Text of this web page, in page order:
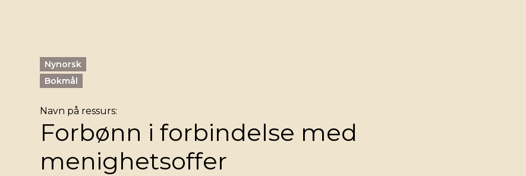
Nynorsk
Bokmål
Navn på ressurs:
Forbønn i forbindelse med
menighetsoffer